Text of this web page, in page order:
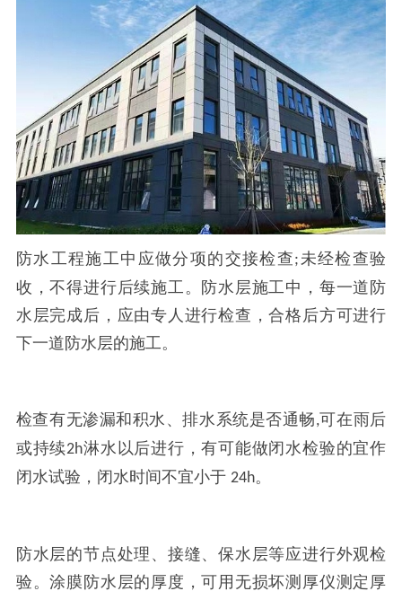
防水工程施工中应做分项的交接检查; 未经检查验
收，不得进行后续施工。防水层施工中，每一道防
水层完成后，应由专人进行检查，合格后方可进行
下一道防水层的施工。
检查有无渗漏和积水、排水系统是否通畅,可在雨后
或持续2h淋水以后进行，有可能做闭水检验的宜作
闭水试验，闭水时间不宜小于 24h。
防水层的节点处理、接缝、保水层等应进行外观检
验。涂膜防水层的厚度，可用无损坏测厚仪测定厚